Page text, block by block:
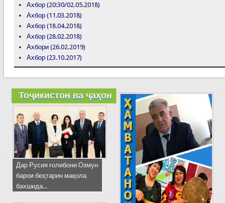
Ахбор (20:30/02.05.2018)
Ахбор (11.03.2018)
Ахбор (18.04.2018)
Ахбор (28.02.2018)
Ахбори (26.02.2019)
Ахбор (23.10.2017)
Тоҷикистон ва ҷаҳон
Дар Русия ғолибони Озмун
барои беҳтарин мақола
бахшида...